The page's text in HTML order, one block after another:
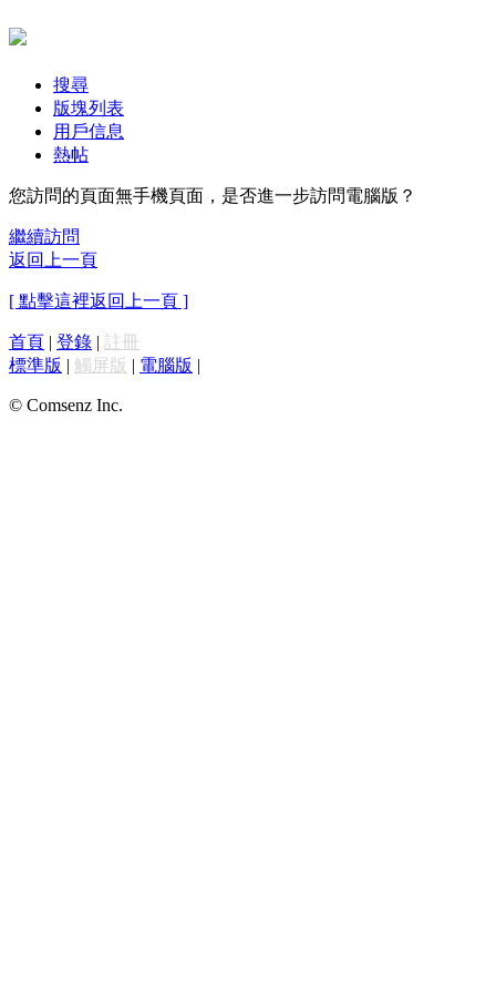
搜尋
版塊列表
用戶信息
熱帖
您訪問的頁面無手機頁面，是否進一步訪問電腦版？
繼續訪問
返回上一頁
[ 點擊這裡返回上一頁 ]
首頁 | 登錄 | 註冊
標準版 | 觸屏版 | 電腦版 |
© Comsenz Inc.